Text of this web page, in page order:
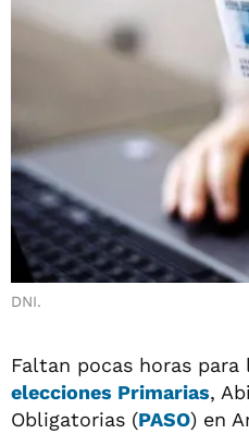
DNI.
Faltan pocas horas
elecciones Primarias,
Obligatorias (PASO) en